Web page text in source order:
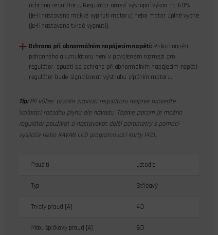
ochrana regulátoru. Regulátor omezí výstupní výkon na 60%
(je-li nastaveno měkké vypnutí motoru) nebo motor úplně vypne
(je-li nastaveno tvrdé vypnutí).
Ochrana při abnormálním napájecím napětí:Pokud napětí
pohonného akumulátoru není v povoleném rozmezí pro
regulátor, spustí se ochrana při abnormálním napájecím napětí;
regulátor bude signalizovat výstrahu pípáním motoru.
Tip:Při vůbec prvním zapnutí regulátoru nejprve proveďte
kalibraci rozsahu plynu dle návodu. Teprve potom je možno
regulátor používat a nastavovat další parametry s pomocí
vysílače nebo KAVAN LED programovací karty PRO.
Použití Letadlo
Typ Střídavý
Trvalý proud [A] 40
Max. špičkový proud [A] 60